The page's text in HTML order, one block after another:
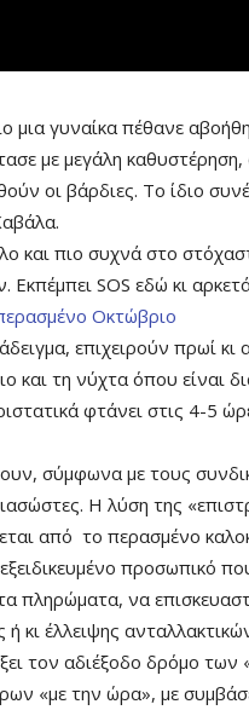
μια γυναίκα πέθανε
με μεγάλη
οι βάρδιες. Το ίδιο
και πιο συχνά στο
SOS εδώ κι
Οκτώβριο
επιχειρούν πρωί
και τη νύχτα όπου είναι
φτάνει στις 4-5
σύμφωνα με τους
Η λύση της
από το περασμένο
προσωπικό
πληρώματα, να
κι έλλειψης
τον αδιέξοδο δρόμο
«με την ώρα», με